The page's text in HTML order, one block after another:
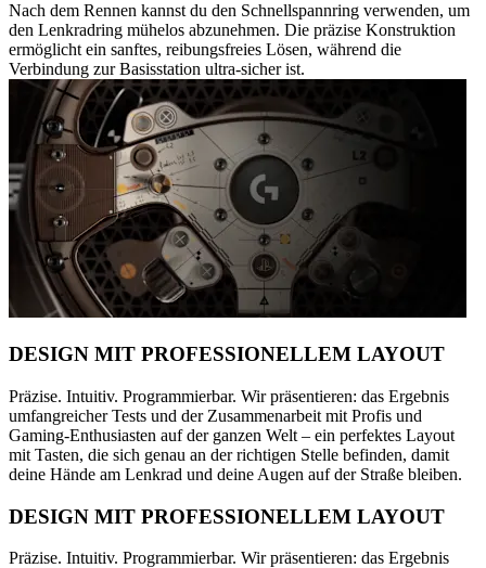
Nach dem Rennen kannst du den Schnellspannring verwenden, um
den Lenkradring mühelos abzunehmen. Die präzise Konstruktion
ermöglicht ein sanftes, reibungsfreies Lösen, während die
Verbindung zur Basisstation ultra-sicher ist.
DESIGN MIT PROFESSIONELLEM LAYOUT
Präzise. Intuitiv. Programmierbar. Wir präsentieren: das Ergebnis
umfangreicher Tests und der Zusammenarbeit mit Profis und
Gaming-Enthusiasten auf der ganzen Welt – ein perfektes Layout
mit Tasten, die sich genau an der richtigen Stelle befinden, damit
deine Hände am Lenkrad und deine Augen auf der Straße bleiben.
DESIGN MIT PROFESSIONELLEM LAYOUT
Präzise. Intuitiv. Programmierbar. Wir präsentieren: das Ergebnis